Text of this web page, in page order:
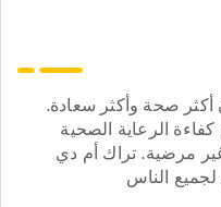
صحة وأكثر سعادة.
الرعاية الصحية
غير مرضية. تراك أم دي
الناس